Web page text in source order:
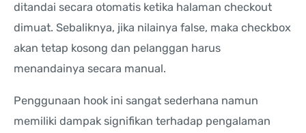
ditandai secara otomatis ketika halaman checkout
dimuat. Sebaliknya, jika nilainya false, maka checkbox
akan tetap kosong dan pelanggan harus
menandainya secara manual.
Penggunaan hook ini sangat sederhana namun
memiliki dampak signifikan terhadap pengalaman